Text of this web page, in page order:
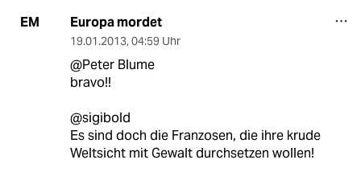
EM Europa mordet
19.01.2013, 04:59 Uhr
@Peter Blume
bravo!!
@sigibold
Es sind doch die Franzosen, die ihre krude
Weltsicht mit Gewalt durchsetzen wollen!